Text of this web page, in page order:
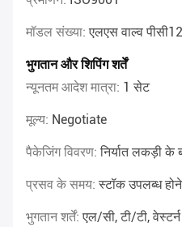
मॉडल संख्या:एलएस वाल्व
भुगतान और शिपिंग शर्तें
न्यूनतम आदेश मात्रा: 1 सेट
मूल्य: Negotiate
पैकेजिंग विवरण:निर्यात लकड़ी के
प्रसव के समय:स्टॉक उपलब्ध
भुगतान शर्तें:एल/सी, टी/टी,